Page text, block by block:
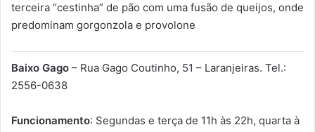
terceira “cestinha” de pão com uma fusão de queijos, onde
predominam gorgonzola e provolone
Baixo Gago – Rua Gago Coutinho, 51 – Laranjeiras. Tel.:
2556-0638
Funcionamento: Segundas e terça de 11h às 22h, quarta à